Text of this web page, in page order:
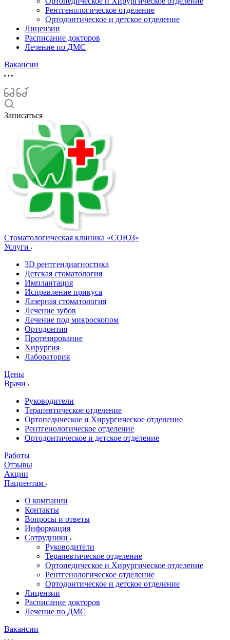
Рентгенологическое отделение
Ортодонтическое и детское отделение
Лицензии
Расписание докторов
Лечение по ДМС
Вакансии
Записаться
Стоматологическая клиника «СОЮЗ»
Услуги
3D рентгендиагностика
Детская стоматология
Имплантация
Исправление прикуса
Лазерная стоматология
Лечение зубов
Лечение под микроскопом
Ортодонтия
Протезирование
Хирургия
Лаборатория
Цены
Врачи
Руководители
Терапевтическое отделение
Ортопедическое и Хирургическое отделение
Рентгенологическое отделение
Ортодонтическое и детское отделение
Работы
Отзывы
Акции
Пациентам
О компании
Контакты
Вопросы и ответы
Информация
Сотрудники
Руководители
Терапевтическое отделение
Ортопедическое и Хирургическое отделение
Рентгенологическое отделение
Ортодонтическое и детское отделение
Лицензии
Расписание докторов
Лечение по ДМС
Вакансии